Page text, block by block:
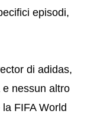
episodi,
di adidas,
e nessun altro
FIFA World